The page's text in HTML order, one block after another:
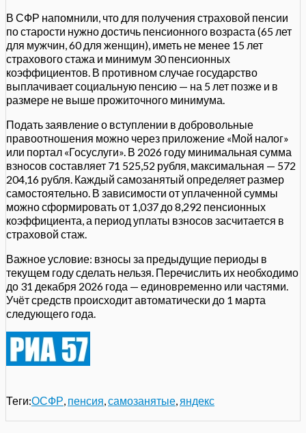
В СФР напомнили, что для получения страховой пенсии
по старости нужно достичь пенсионного возраста (65 лет
для мужчин, 60 для женщин), иметь не менее 15 лет
страхового стажа и минимум 30 пенсионных
коэффициентов. В противном случае государство
выплачивает социальную пенсию — на 5 лет позже и в
размере не выше прожиточного минимума.
Подать заявление о вступлении в добровольные
правоотношения можно через приложение «Мой налог»
или портал «Госуслуги». В 2026 году минимальная сумма
взносов составляет 71 525,52 рубля, максимальная — 572
204,16 рубля. Каждый самозанятый определяет размер
самостоятельно. В зависимости от уплаченной суммы
можно сформировать от 1,037 до 8,292 пенсионных
коэффициента, а период уплаты взносов засчитается в
страховой стаж.
Важное условие: взносы за предыдущие периоды в
текущем году сделать нельзя. Перечислить их необходимо
до 31 декабря 2026 года — единовременно или частями.
Учёт средств происходит автоматически до 1 марта
следующего года.
Теги:ОСФР пенсия самозанятые яндекс